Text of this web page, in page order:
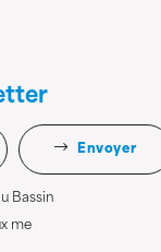
Envoyer
Bassin
me